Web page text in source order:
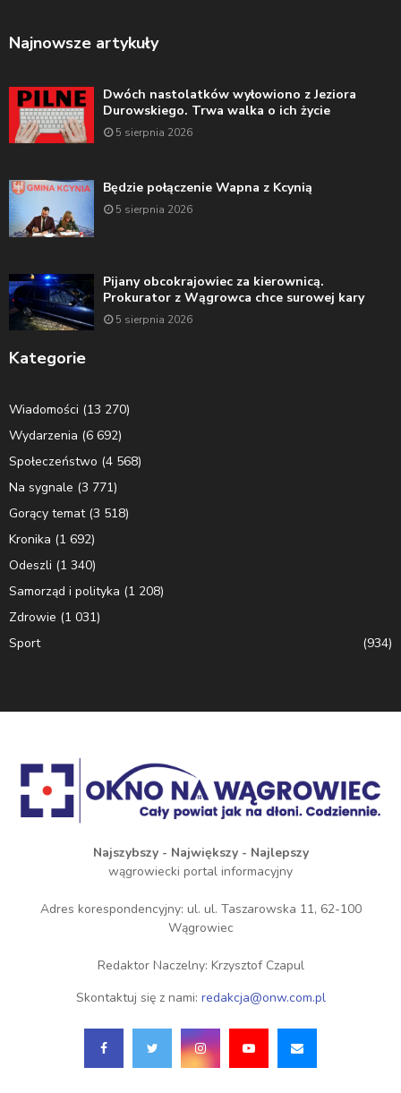
Najnowsze artykuły
Dwóch nastolatków wyłowiono z Jeziora
Durowskiego. Trwa walka o ich życie
5 sierpnia 2026
Będzie połączenie Wapna z Kcynią
5 sierpnia 2026
Pijany obcokrajowiec za kierownicą.
Prokurator z Wągrowca chce surowej kary
5 sierpnia 2026
Kategorie
Wiadomości (13 270)
Wydarzenia (6 692)
Społeczeństwo (4 568)
Na sygnale (3 771)
Gorący temat(3 518)
Kronika (1 692)
Odeszli (1 340)
Samorząd i polityka (1 208)
Zdrowie (1 031)
Sport
(934)
Najszybszy - Największy - Najlepszy
wągrowiecki portal informacyjny
Adres korespondencyjny: ul. ul. Taszarowska 11, 62-100
Wągrowiec
Redaktor Naczelny: Krzysztof Czapul
Skontaktuj się z nami: redakcja@onw.com.pl